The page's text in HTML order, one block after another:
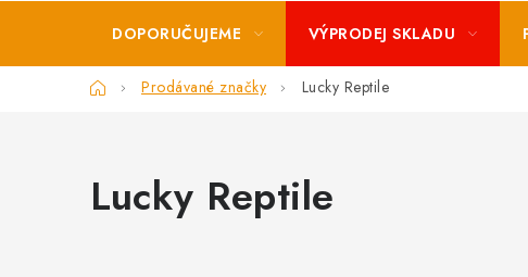
DOPORUČUJEME VÝPRODEJ SKLADU
DomůProdávané značky Lucky Reptile
Lucky Reptile